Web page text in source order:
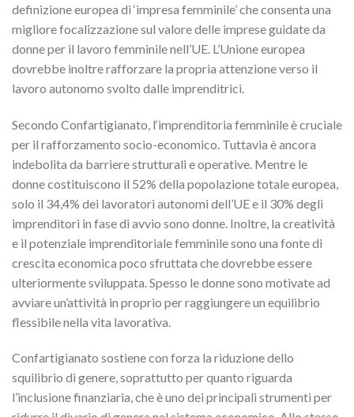
definizione europea di ‘impresa femminile’ che consenta una
migliore focalizzazione sul valore delle imprese guidate da
donne per il lavoro femminile nell’UE. L’Unione europea
dovrebbe inoltre rafforzare la propria attenzione verso il
lavoro autonomo svolto dalle imprenditrici.
Secondo Confartigianato, l‘imprenditoria femminile è cruciale
per il rafforzamento socio-economico. Tuttavia è ancora
indebolita da barriere strutturali e operative. Mentre le
donne costituiscono il 52% della popolazione totale europea,
solo il 34,4% dei lavoratori autonomi dell’UE e il 30% degli
imprenditori in fase di avvio sono donne. Inoltre, la creatività
e il potenziale imprenditoriale femminile sono una fonte di
crescita economica poco sfruttata che dovrebbe essere
ulteriormente sviluppata. Spesso le donne sono motivate ad
avviare un’attività in proprio per raggiungere un equilibrio
flessibile nella vita lavorativa.
Confartigianato sostiene con forza la riduzione dello
squilibrio di genere, soprattutto per quanto riguarda
l’inclusione finanziaria, che è uno dei principali strumenti per